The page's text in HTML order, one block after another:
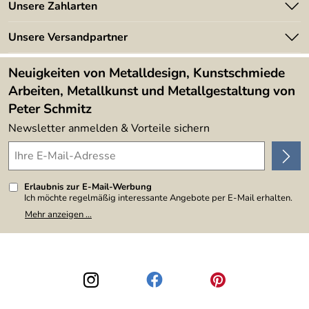
Kundeninformationen
Newsletter
Lieferbedingungen
Kundenbewertungen (394)
4,9/5
Unsere Zahlarten
Unsere Versandpartner
Neuigkeiten von Metalldesign, Kunstschmiede
Arbeiten, Metallkunst und Metallgestaltung von
Peter Schmitz
Newsletter anmelden & Vorteile sichern
Erlaubnis zur E-Mail-Werbung
Ich möchte regelmäßig interessante Angebote per E-Mail erhalten.
Meine E-Mail-Adresse wird nicht an andere Unternehmen
weitergegeben. Zu statistischen Zwecken wird in anonymer Form
den Link "Abmelden" am Ende des Newsletters anklicke. Die
Datenschutzerklärung
habe ich zur Kenntnis genommen.
Mehr anzeigen ...